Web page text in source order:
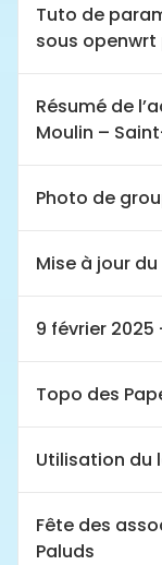
Tuto de
sous openwrt
Résumé de
Moulin –
Photo de
Mise à jour
9 février
Topo des
Utilisation du
Fête des
Paluds